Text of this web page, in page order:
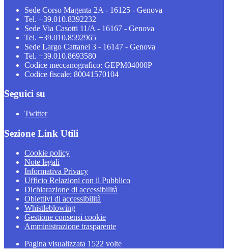
Sede Corso Magenta 2A - 16125 - Genova
Tel. +39.010.8392232
Sede Via Casotti 11/A - 16167 - Genova
Tel. +39.010.8592965
Sede Largo Cattanei 3 - 16147 - Genova
Tel. +39.010.8693580
Codice meccanografico: GEPM04000P
Codice fiscale: 80041570104
Seguici su
Twitter
Sezione Link Utili
Cookie policy
Note legali
Informativa Privacy
Ufficio Relazioni con il Pubblico
Dichiarazione di accessibilità
Obiettivi di accessibilità
Whistleblowing
Gestione consensi cookie
Amministrazione trasparente
Pagina visualizzata 1522 volte